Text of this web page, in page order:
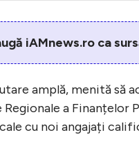
iAMnews.ro ca
amplă, menită să
a Finanțelor
cu noi angajați